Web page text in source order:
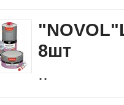
8шт
..